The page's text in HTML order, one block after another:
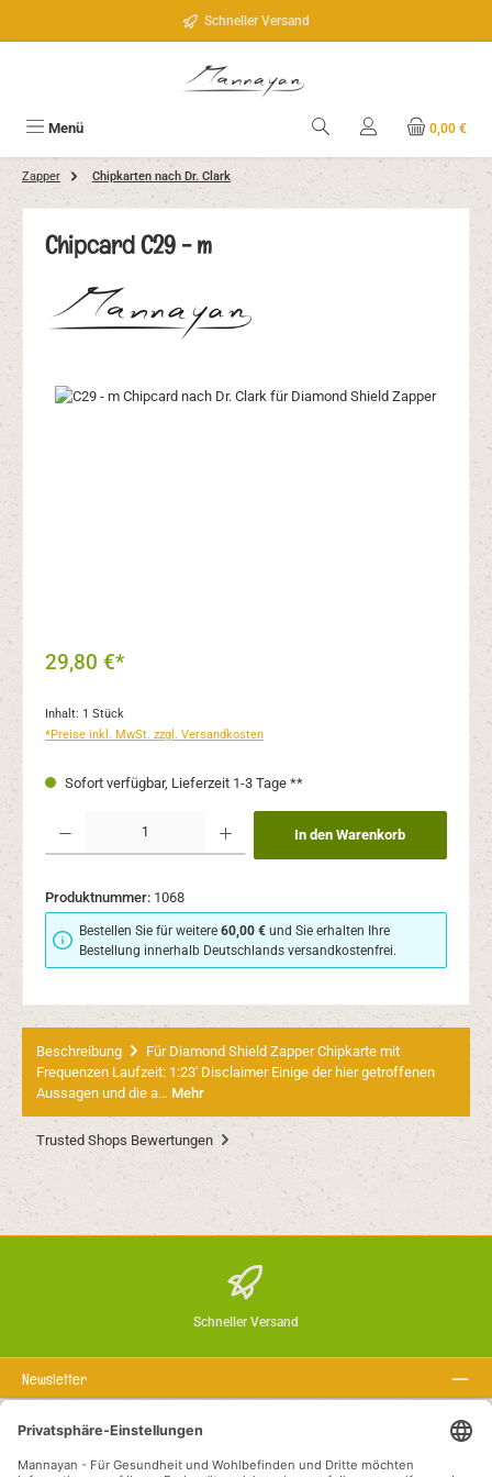
Schneller Versand
Menü 0,00 €
Zapper Chipkarten nach Dr. Clark
Chipcard C29 - m
Bildergalerie überspringen
29,80 €*
Inhalt: 1 Stück
*Preise inkl. MwSt. zzgl. Versandkosten
Sofort verfügbar, Lieferzeit 1-3 Tage **
Produkt Anzahl: Gib den gewünschten Wert ein oder benutze die Schaltflächen
In den Warenkorb
Produktnummer: 1068
Bestellen Sie für weitere60,00 € und Sie erhalten Ihre
Bestellung innerhalb Deutschlands versandkostenfrei.
Beschreibung
Für Diamond Shield Zapper Chipkarte mit
Frequenzen Laufzeit: 1:23' Disclaimer Einige der hier getroffenen
Aussagen und die a… Mehr
Trusted Shops Bewertungen
Schneller Versand
Newsletter
Rechtstexte